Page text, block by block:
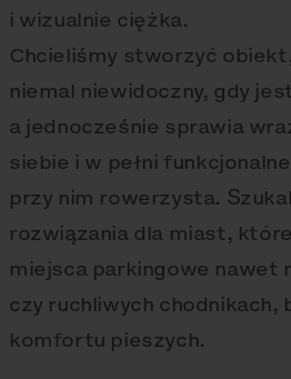
i wizualnie ciężka.
Chcieliśmy stworzyć
niemal niewidoczny, gdy
a jednocześnie sprawia
siebie i w pełni
przy nim rowerzysta.
rozwiązania dla miast,
miejsca parkingowe nawet
czy ruchliwych chodnikach,
komfortu pieszych.